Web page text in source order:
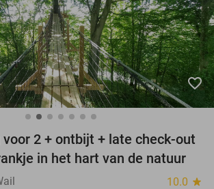
favorite_border
2 + ontbijt + late check-out
in het hart van de natuur
10.0 star